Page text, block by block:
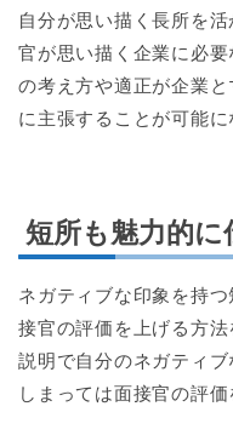
自分が思い描く長所を
官が思い描く企業に必
の考え方や適正が企業
に主張することが可能に
短所も魅力的に
ネガティブな印象を持
接官の評価を上げる方
説明で自分のネガティ
しまっては面接官の評